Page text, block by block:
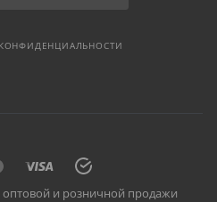
и розничной продажи